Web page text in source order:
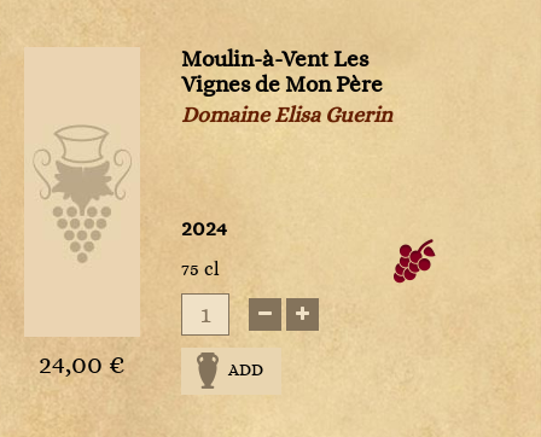
White
White
Rosé
White
Sweet
2025
millésimé
24,00 €
Moulin-à-Vent Les
Vignes de Mon Père
Domaine Elisa Guerin
2024
75 cl
ADD